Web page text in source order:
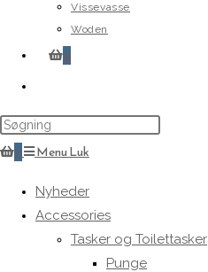
Vissevasse
Woden
0
website
search
0 MenuLuk
Nyheder
Accessories
Tasker og Toilettasker
Punge